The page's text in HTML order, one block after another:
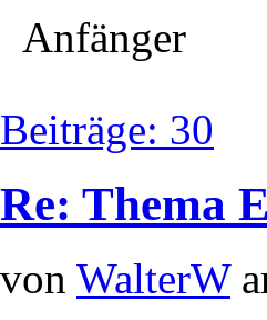
Anfänger
Beiträge: 30
Re: Thema
von WalterW